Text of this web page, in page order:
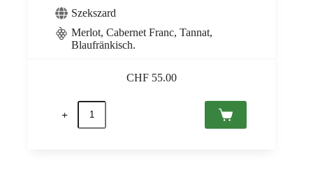
Szekszard
Merlot, Cabernet Franc, Tannat,
Blaufränkisch.
CHF 55.00
Barbár
2020
Szekszárd